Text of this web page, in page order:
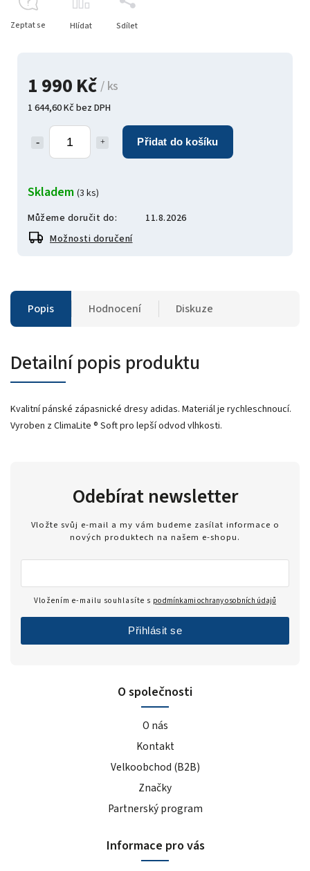
1 990 Kč/ ks
1 644,60 Kč bez DPH
Přidat do košíku
Skladem (3 ks)
Můžeme doručit do:
11.8.2026
Možnosti doručení
Zeptat se Hlídat Sdílet
Popis Hodnocení Diskuze
Detailní popis produktu
Kvalitní pánské zápasnické dresy adidas. Materiál je rychleschnoucí.
Vyroben z ClimaLite ® Soft pro lepší odvod vlhkosti.
O společnosti
O nás
Kontakt
Velkoobchod (B2B)
Značky
Partnerský program
Informace pro vás
Odebírat newsletter
Vložte svůj e-mail a my vám budeme zasílat informace o
nových produktech na našem e-shopu.
Vložením e-mailu souhlasíte s podmínkami ochrany osobních údajů
Přihlásit se